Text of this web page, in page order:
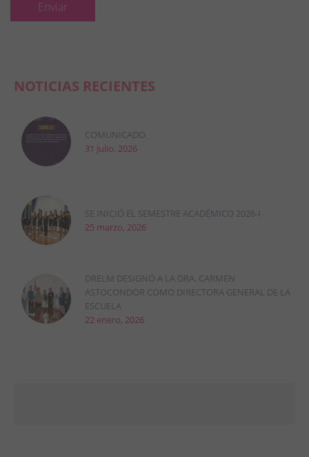
NOTICIAS RECIENTES
COMUNICADO
31 julio, 2026
SE INICIÓ EL SEMESTRE ACADÉMICO 2026-I
25 marzo, 2026
DRELM DESIGNÓ A LA DRA. CARMEN
ASTOCONDOR COMO DIRECTORA GENERAL DE LA
ESCUELA
22 enero, 2026